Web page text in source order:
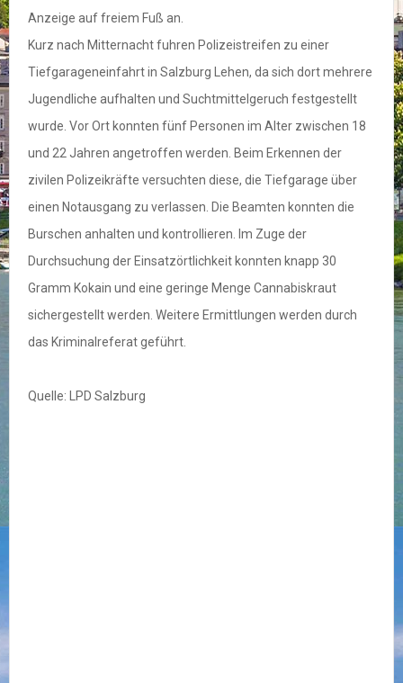
Anzeige auf freiem Fuß an.
Kurz nach Mitternacht fuhren Polizeistreifen zu einer
Tiefgarageneinfahrt in Salzburg Lehen, da sich dort mehrere
Jugendliche aufhalten und Suchtmittelgeruch festgestellt
wurde. Vor Ort konnten fünf Personen im Alter zwischen 18
und 22 Jahren angetroffen werden. Beim Erkennen der
zivilen Polizeikräfte versuchten diese, die Tiefgarage über
einen Notausgang zu verlassen. Die Beamten konnten die
Burschen anhalten und kontrollieren. Im Zuge der
Durchsuchung der Einsatzörtlichkeit konnten knapp 30
Gramm Kokain und eine geringe Menge Cannabiskraut
sichergestellt werden. Weitere Ermittlungen werden durch
das Kriminalreferat geführt.
Quelle: LPD Salzburg